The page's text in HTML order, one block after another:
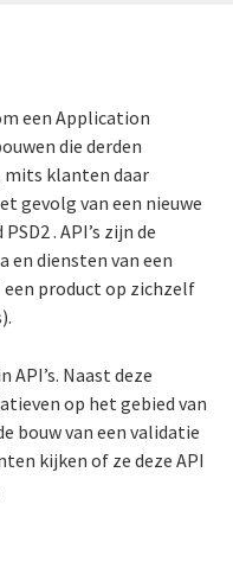
een Application
die derden
klanten daar
gevolg van een nieuwe
. API’s zijn de
diensten van een
een product op zichzelf
API’s. Naast deze
op het gebied van
bouw van een validatie
kijken of ze deze API